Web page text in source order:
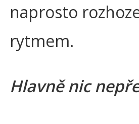
naprosto
rytmem.
Hlavně nic